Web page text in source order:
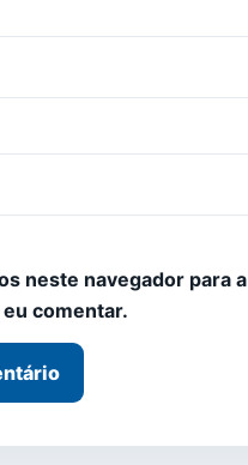
neste navegador para a
comentar.